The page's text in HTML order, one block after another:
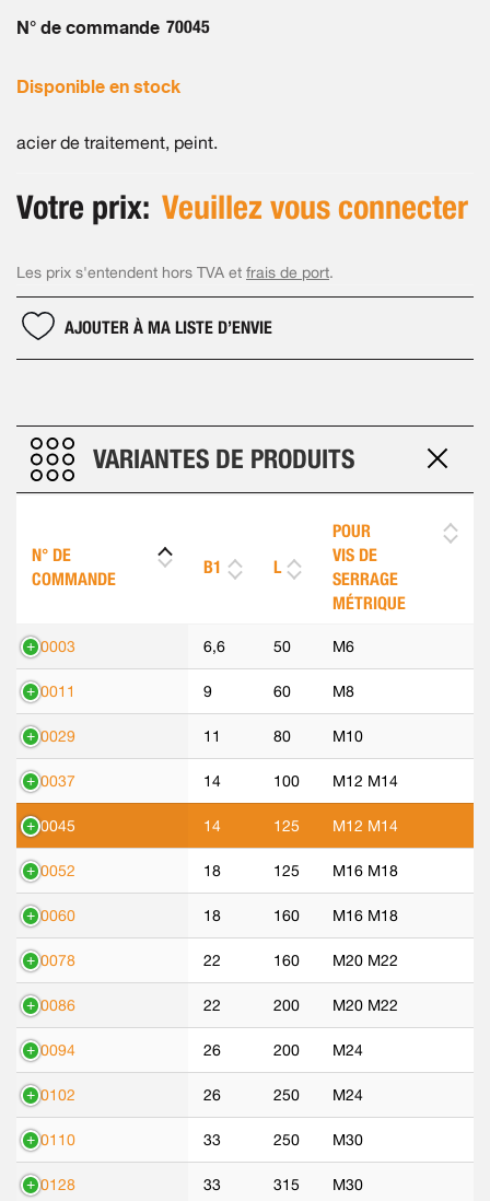
images
N° de commande 70045
Disponible en stock
acier de traitement, peint.
Votre prix: Veuillez vous connecter
Les prix s'entendent hors TVA et frais de port.
AJOUTER À MA LISTE D’ENVIE
VARIANTES DE PRODUITS
N° DE
COMMANDE
B1 L
POUR
VIS DE
SERRAGE
MÉTRIQUE
70003 6,6 50 M6
70011 9 60 M8
70029 11 80 M10
70037 14 100 M12 M14
70045 14 125 M12 M14
70052 18 125 M16 M18
70060 18 160 M16 M18
70078 22 160 M20 M22
70086 22 200 M20 M22
70094 26 200 M24
70102 26 250 M24
70110 33 250 M30
70128 33 315 M30